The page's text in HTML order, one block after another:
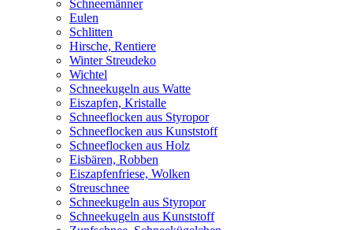
Schneemänner
Eulen
Schlitten
Hirsche, Rentiere
Winter Streudeko
Wichtel
Schneekugeln aus Watte
Eiszapfen, Kristalle
Schneeflocken aus Styropor
Schneeflocken aus Kunststoff
Schneeflocken aus Holz
Eisbären, Robben
Eiszapfenfriese, Wolken
Streuschnee
Schneekugeln aus Styropor
Schneekugeln aus Kunststoff